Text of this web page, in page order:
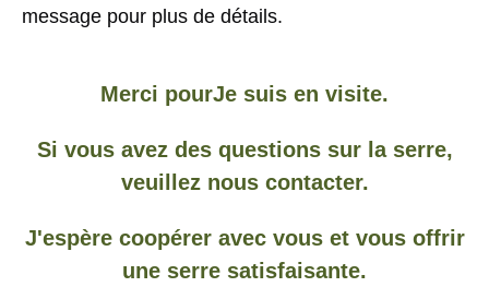
message pour plus de détails.
Merci pourJe suis en visite.
Si vous avez des questions sur la serre,
veuillez nous contacter.
J'espère coopérer avec vous et vous offrir
une serre satisfaisante.